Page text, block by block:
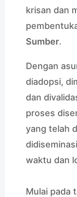
krisan dan
Sumber.
Dengan
diadopsi,
dan
proses
yang telah
waktu dan
Mulai pada